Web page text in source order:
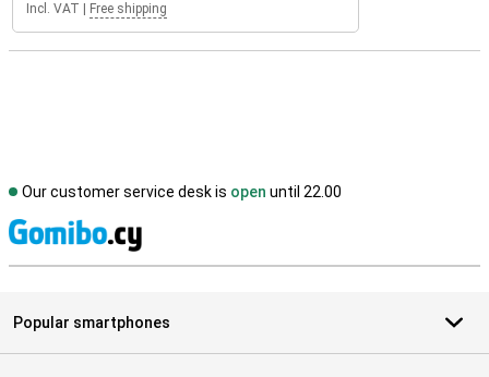
Incl. VAT Free shipping
Our customer service desk is open until 22.00
Popular smartphones